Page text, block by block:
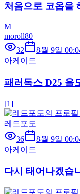
처음으로 코옵을
M
moroll80
32
8월 9일
아케이드
패러독스 D25 올
[1]
레드포도
36
8월 9일
아케이드
다시 태어나겠습